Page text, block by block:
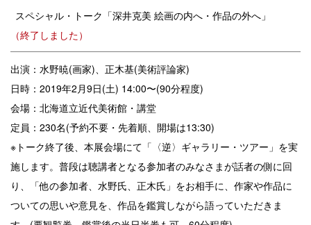
スペシャル・トーク「深井克美 絵画の内へ・作品の外へ」
（終了しました）
出演：水野暁(画家)、正木基(美術評論家)
日時：2019年2月9日(土) 14:00〜(90分程度)
会場：北海道立近代美術館・講堂
定員：230名(予約不要・先着順、開場は13:30)
※トーク終了後、本展会場にて「〈逆〉ギャラリー・ツアー」を実
施します。普段は聴講者となる参加者のみなさまが話者の側に回
り、「他の参加者、水野氏、正木氏」をお相手に、作家や作品に
ついての思いや意見を、作品を鑑賞しながら語っていただきま